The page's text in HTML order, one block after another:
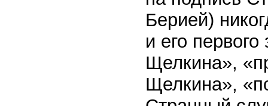
Берией)
и его
Щелкина»,
Щелкина»,